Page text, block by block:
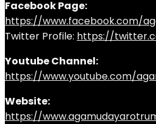
Facebook Page:
https://www.facebook.com/
Twitter Profile: https://
Youtube Channel:
https://www.youtube.com/
Website:
https://